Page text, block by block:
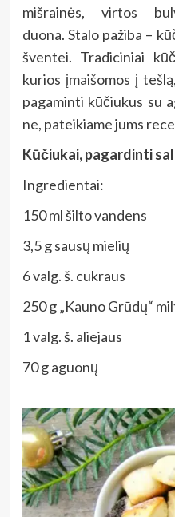
mišrainės, virtos
duona. Stalo pažiba –
šventei. Tradiciniai
kurios įmaišomos į
pagaminti kūčiukus su
ne, pateikiame jums
Kūčiukai, pagardinti
Ingredientai:
150 ml šilto vandens
3,5 g sausų mielių
6 valg. š. cukraus
250 g „Kauno Grūdų“
1 valg. š. aliejaus
70 g aguonų